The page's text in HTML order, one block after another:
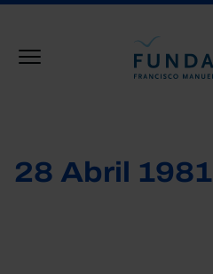
28 Abril 1981